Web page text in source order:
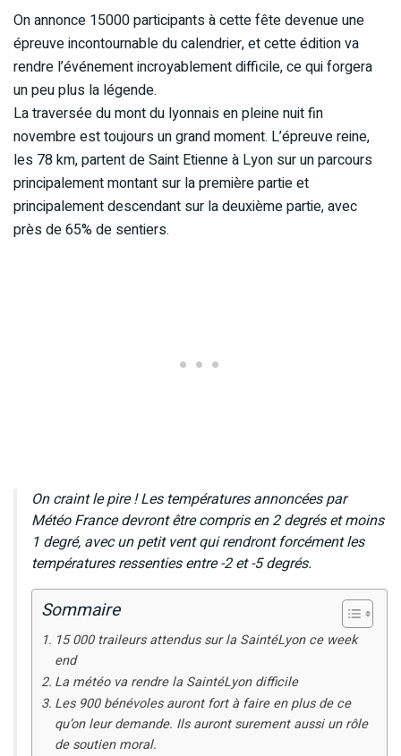
On annonce 15000 participants à cette fête devenue une
épreuve incontournable du calendrier, et cette édition va
rendre l’événement incroyablement difficile, ce qui forgera
un peu plus la légende.
La traversée du mont du lyonnais en pleine nuit fin
novembre est toujours un grand moment. L’épreuve reine,
les 78 km, partent de Saint Etienne à Lyon sur un parcours
principalement montant sur la première partie et
principalement descendant sur la deuxième partie, avec
près de 65% de sentiers.
On craint le pire ! Les températures annoncées par
Météo France devront être compris en 2 degrés et moins
1 degré, avec un petit vent qui rendront forcément les
températures ressenties entre -2 et -5 degrés.
Sommaire
15 000 traileurs attendus sur la SaintéLyon ce week
end
La météo va rendre la SaintéLyon difficile
Les 900 bénévoles auront fort à faire en plus de ce
qu’on leur demande. Ils auront surement aussi un rôle
de soutien moral.